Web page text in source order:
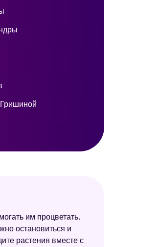
им процветать.
остановиться и
растения вместе с